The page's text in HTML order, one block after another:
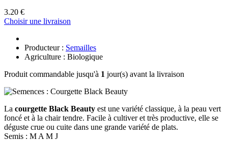
3.20 €
Choisir une livraison
Producteur : Semailles
Agriculture : Biologique
Produit commandable jusqu'à 1 jour(s) avant la livraison
La courgette Black Beauty est une variété classique, à la peau vert
foncé et à la chair tendre. Facile à cultiver et très productive, elle se
déguste crue ou cuite dans une grande variété de plats.
Semis : M A M J